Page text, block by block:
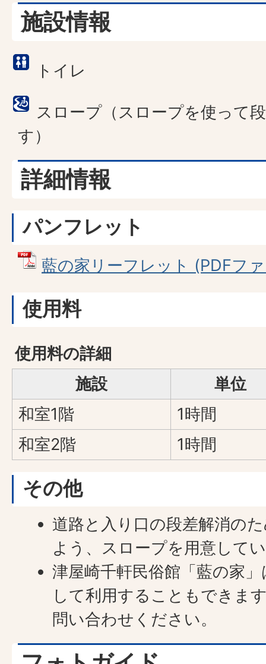
施設情報
トイレ
スロープ（スロープを使って
す）
詳細情報
パンフレット
藍の家リーフレット (PDFフ
使用料
使用料の詳細
施設
単位
和室1階
1時間
和室2階
1時間
その他
道路と入り口の段差解消の
よう、スロープを用意して
津屋崎千軒民俗館「藍の家
して利用することもできま
問い合わせください。